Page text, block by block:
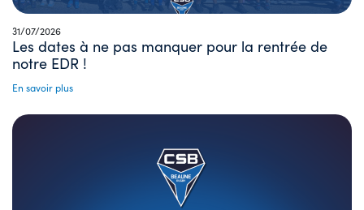
31/07/2026
Les dates à ne pas manquer pour la rentrée de
notre EDR !
En savoir plus